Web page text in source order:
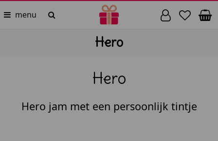
menu
Hero
Hero
Hero jam met een persoonlijk tintje